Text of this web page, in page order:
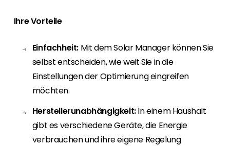
Wenn Sie auf der Suche nach wichtigen
werden Sie bei uns fündig.
Ihre Vorteile
Einfachheit: Mit dem Solar Manager können Sie
selbst entscheiden, wie weit Sie in die
Einstellungen der Optimierung eingreifen
möchten.
Herstellerunabhängigkeit:In einem Haushalt
gibt es verschiedene Geräte, die Energie
verbrauchen und ihre eigene Regelung